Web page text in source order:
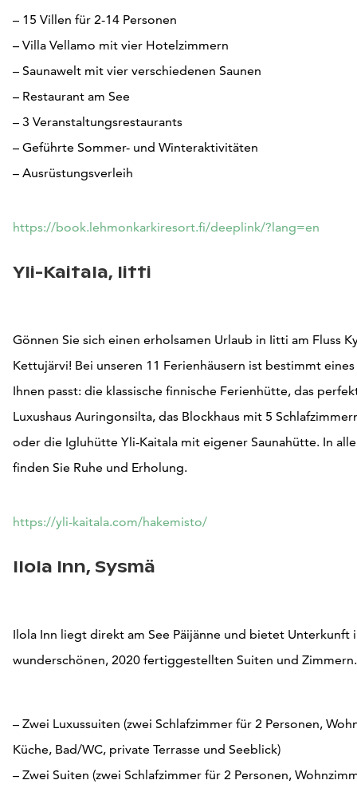
– 15 Villen für 2-14 Personen
– Villa Vellamo mit vier Hotelzimmern
– Saunawelt mit vier verschiedenen Saunen
– Restaurant am See
– 3 Veranstaltungsrestaurants
– Geführte Sommer- und Winteraktivitäten
– Ausrüstungsverleih
https://book.lehmonkarkiresort.fi/deeplink/?lang=en
Yli-Kaitala, Iitti
Gönnen Sie sich einen erholsamen Urlaub in Iitti am Fluss
Kettujärvi! Bei unseren 11 Ferienhäusern ist bestimmt
Ihnen passt: die klassische finnische Ferienhütte, das
Luxushaus Auringonsilta, das Blockhaus mit 5
oder die Igluhütte Yli-Kaitala mit eigener Saunahütte. In
finden Sie Ruhe und Erholung.
https://yli-kaitala.com/hakemisto/
Ilola Inn, Sysmä
Ilola Inn liegt direkt am See Päijänne und bietet Unterkunft
wunderschönen, 2020 fertiggestellten Suiten und Zimmern.
– Zwei Luxussuiten (zwei Schlafzimmer für 2 Personen,
Küche, Bad/WC, private Terrasse und Seeblick)
– Zwei Suiten (zwei Schlafzimmer für 2 Personen,